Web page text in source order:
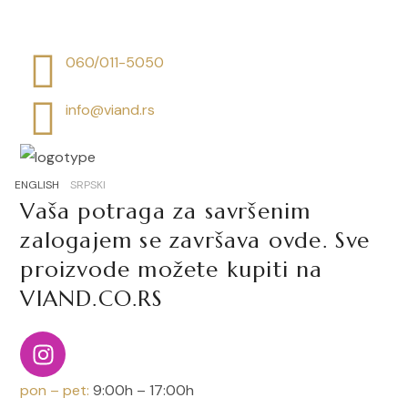
060/011-5050
info@viand.rs
ENGLISH SRPSKI
Vaša potraga za savršenim
zalogajem se završava ovde. Sve
proizvode možete kupiti na
VIAND.CO.RS
pon – pet: 9:00h – 17:00h